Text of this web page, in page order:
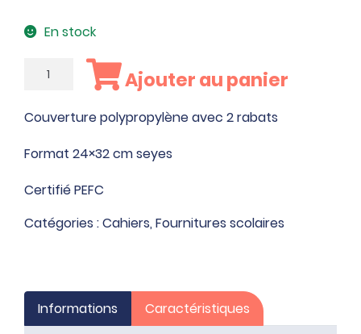
En stock
quantité
96
pages
Ajouter au panier
Couverture polypropylène avec 2 rabats
Format 24×32 cm seyes
Certifié PEFC
Catégories :Cahiers, Fournitures scolaires
Informations Caractéristiques